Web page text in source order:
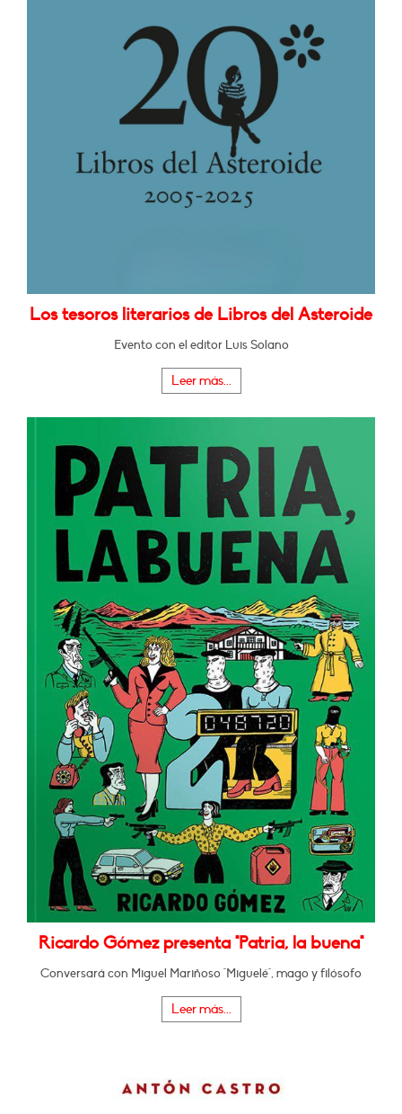
Los tesoros literarios de Libros del Asteroide
Evento con el editor Luis Solano
Leer más...
Ricardo Gómez presenta "Patria, la buena"
Conversará con Miguel Mariñoso "Miguelé", mago y filósofo
Leer más...